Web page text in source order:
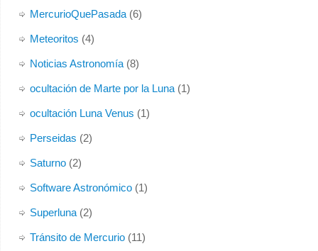
MercurioQuePasada(6)
Meteoritos (4)
Noticias Astronomía(8)
ocultación de Marte por la Luna(1)
ocultación Luna Venus (1)
Perseidas (2)
Saturno(2)
Software Astronómico(1)
Superluna(2)
Tránsito de Mercurio(11)